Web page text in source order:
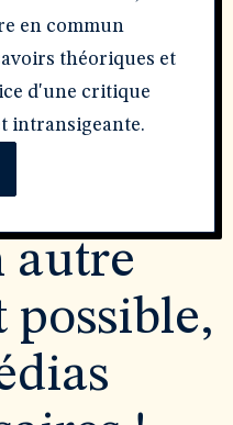
en commun
théoriques et
d'une critique
intransigeante.
autre
possible,